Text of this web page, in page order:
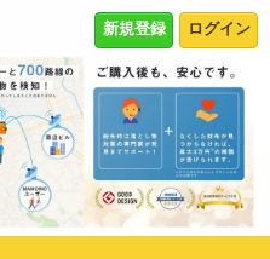
ログイン
新規登録